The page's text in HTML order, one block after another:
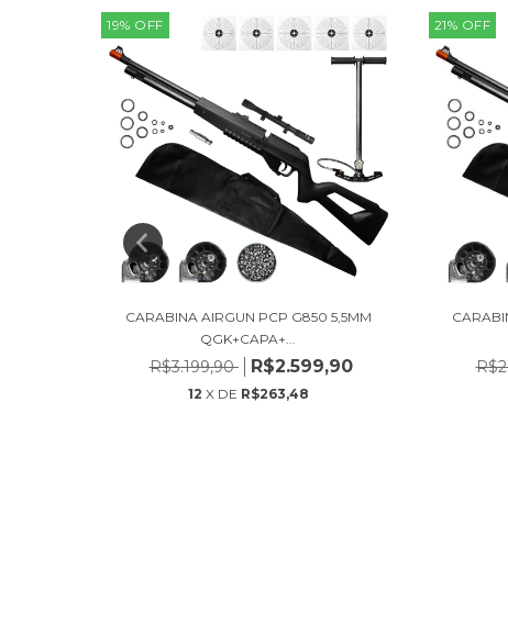
19% OFF
CARABINA AIRGUN PCP G850 5,5MM
QGK+CAPA+...
R$3.199,90 R$2.599,90
12 X DE R$263,48
21% OFF